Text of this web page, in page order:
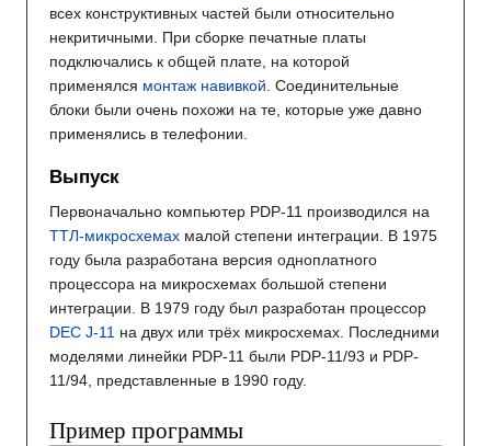
всех конструктивных частей были относительно
некритичными. При сборке печатные платы
подключались к общей плате, на которой
применялся монтаж навивкой. Соединительные
блоки были очень похожи на те, которые уже давно
применялись в телефонии.
Выпуск
Первоначально компьютер PDP-11 производился на
ТТЛ-микросхемах малой степени интеграции. В 1975
году была разработана версия одноплатного
процессора на микросхемах большой степени
интеграции. В 1979 году был разработан процессор
DEC J-11 на двух или трёх микросхемах. Последними
моделями линейки PDP-11 были PDP-11/93 и PDP-
11/94, представленные в 1990 году.
Пример программы